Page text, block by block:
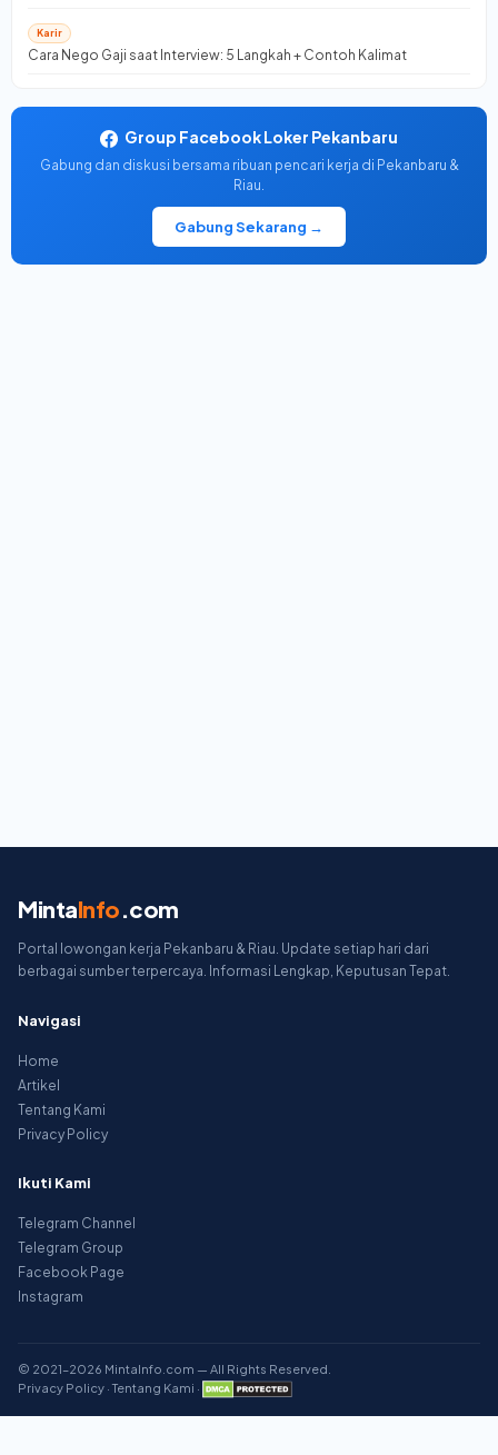
Karir
Cara Nego Gaji saat Interview: 5 Langkah + Contoh Kalimat
Group Facebook Loker Pekanbaru
Gabung dan diskusi bersama ribuan pencari kerja di Pekanbaru &
Riau.
Gabung Sekarang →
MintaInfo.com
Portal lowongan kerja Pekanbaru & Riau. Update setiap hari dari
berbagai sumber terpercaya. Informasi Lengkap, Keputusan Tepat.
Navigasi
Home
Artikel
Tentang Kami
Privacy Policy
Ikuti Kami
Telegram Channel
Telegram Group
Facebook Page
Instagram
© 2021–2026 MintaInfo.com — All Rights Reserved.
Privacy Policy · Tentang Kami ·